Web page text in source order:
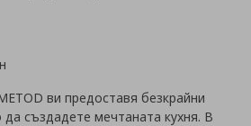
ви предоставя безкрайни
създадете мечтаната кухня. В